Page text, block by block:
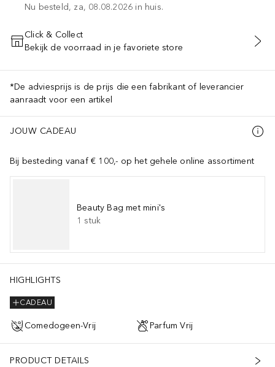
Nu besteld, za, 08.08.2026 in huis.
VOEG TOE AAN WINKELMANDJE
Click & Collect
Bekijk de voorraad in je favoriete store
*De adviesprijs is de prijs die een fabrikant of leverancier
aanraadt voor een artikel
JOUW CADEAU
Bij besteding vanaf € 100,- op het gehele online assortiment
Beauty Bag met mini's
1 stuk
HIGHLIGHTS
CADEAU
Comedogeen-Vrij Parfum Vrij
PRODUCT DETAILS